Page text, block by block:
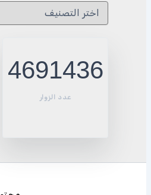
الذهاب
للمادة
4691436
عدد الزوار